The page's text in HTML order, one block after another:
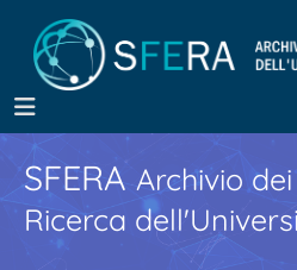
SFERA Archivio
Ricerca